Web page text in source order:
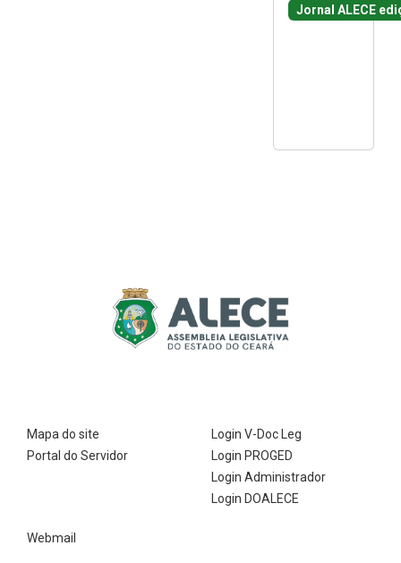
Jornal ALECE
Mapa do site
Portal do Servidor
Login V-Doc Leg
Login PROGED
Login Administrador
Login DOALECE
Webmail